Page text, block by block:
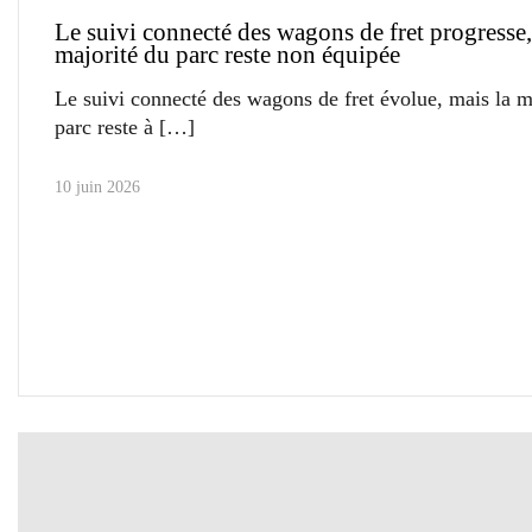
Le suivi connecté des wagons de fret
majorité du parc reste non équipée
Le suivi connecté des wagons de fret évolue, mais la
parc reste à
10 juin 2026